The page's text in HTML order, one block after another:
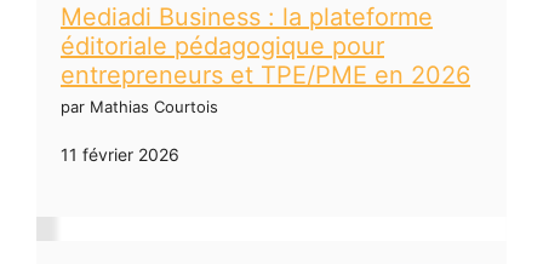
Mediadi Business : la plateforme
éditoriale pédagogique pour
entrepreneurs et TPE/PME en 2026
par Mathias Courtois
11 février 2026